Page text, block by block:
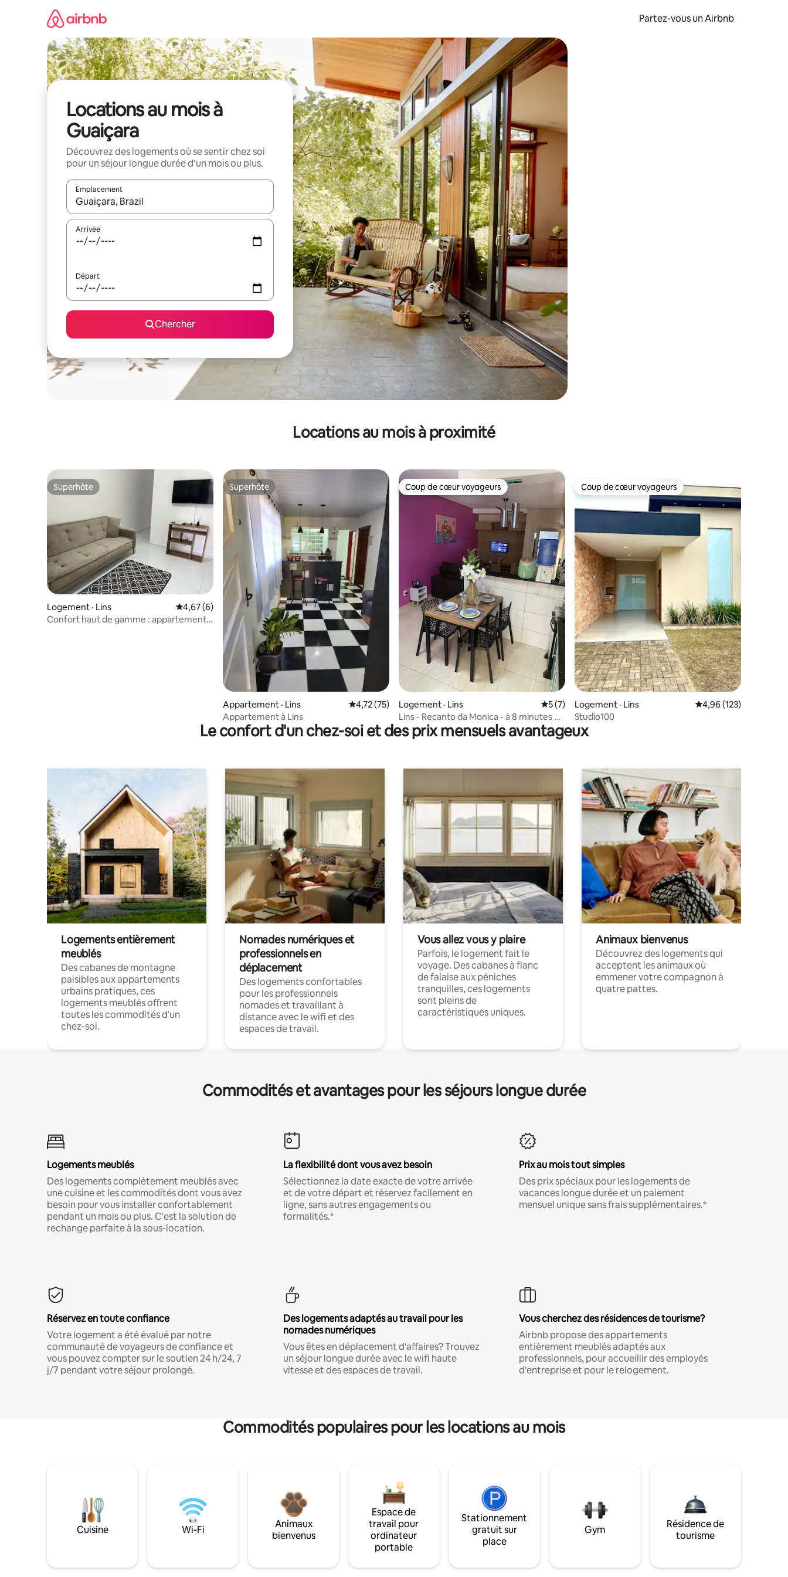
Partez-vous un Airbnb
Locations au mois à
Guaiçara
Découvrez des logements où se sentir chez soi
pour un séjour longue durée d’un mois ou plus.
Emplacement
Quand les résultats sont affichés, parcourez-les en utilisant les flèches vers le haut et vers le bas, ou en appuyant dessus et en les faisant glisser.
Arrivée
Départ
Chercher
Locations au mois à proximité
Superhôte
Superhôte
Logement · Lins Note moyenne de 4,67 sur 5, 6 commentaires
4,67 (6)
Confort haut de gamme : appartement
Superhôte
Superhôte
Appartement · Lins Note moyenne de 4,72 sur 5, 75 commentaires
4,72 (75)
Appartement à Lins
Coup de cœur voyageurs
Coup de cœur voyageurs
Logement · Lins Note moyenne de 5 sur 5, 7 commentaires
5 (7)
Lins - Recanto da Monica - à 8 minutes de
Rondon
Coup de cœur voyageurs
Coup de cœur voyageurs
Logement · Lins Note moyenne de
4,96 (123)
Studio100
Le confort d'un chez-soi et des prix mensuels avantageux
Logements entièrement
meublés
Des cabanes de montagne
paisibles aux appartements
urbains pratiques, ces
logements meublés offrent
toutes les commodités d'un
chez-soi.
Nomades numériques et
professionnels en
déplacement
Des logements confortables
pour les professionnels
nomades et travaillant à
distance avec le wifi et des
espaces de travail.
Vous allez vous y plaire
Parfois, le logement fait le
voyage. Des cabanes à flanc
de falaise aux péniches
tranquilles, ces logements
sont pleins de
caractéristiques uniques.
Animaux bienvenus
Découvrez des logements qui
acceptent les animaux où
emmener votre compagnon à
quatre pattes.
Commodités et avantages pour les séjours longue durée
Logements meublés
Des logements complètement meublés avec
une cuisine et les commodités dont vous avez
besoin pour vous installer confortablement
pendant un mois ou plus. C'est la solution de
rechange parfaite à la sous-location.
La flexibilité dont vous avez besoin
Sélectionnez la date exacte de votre arrivée
et de votre départ et réservez facilement en
ligne, sans autres engagements ou
formalités.*
Prix au mois tout simples
Des prix spéciaux pour les logements de
vacances longue durée et un paiement
mensuel unique sans frais supplémentaires.*
Réservez en toute confiance
Votre logement a été évalué par notre
communauté de voyageurs de confiance et
vous pouvez compter sur le soutien 24 h/24, 7
j/7 pendant votre séjour prolongé.
Des logements adaptés au travail pour les
nomades numériques
Vous êtes en déplacement d'affaires? Trouvez
un séjour longue durée avec le wifi haute
vitesse et des espaces de travail.
Vous cherchez des résidences de tourisme?
Airbnb propose des appartements
entièrement meublés adaptés aux
professionnels, pour accueillir des employés
d'entreprise et pour le relogement.
Commodités populaires pour les locations au mois
Cuisine Wi-Fi
Animaux
bienvenus
Espace de
travail pour
ordinateur
portable
Stationnement
gratuit sur
place
Gym
Résidence de
tourisme